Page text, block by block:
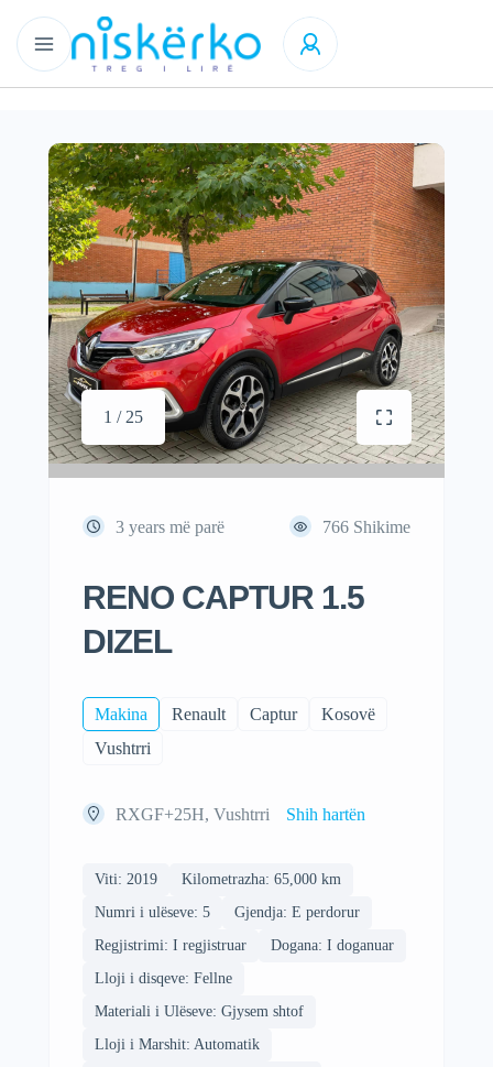
1 / 25
3 years më parë 766 Shikime
RENO CAPTUR 1.5
DIZEL
Makina Renault Captur
Kosovë
Vushtrri
RXGF+25H, Vushtrri Shih hartën
Viti: 2019
Kilometrazha: 65,000 km
Numri i ulëseve: 5
Gjendja: E perdorur
Regjistrimi: I regjistruar
Dogana: I doganuar
Lloji i disqeve: Fellne
Materiali i Ulëseve: Gjysem shtof
Lloji i Marshit: Automatik